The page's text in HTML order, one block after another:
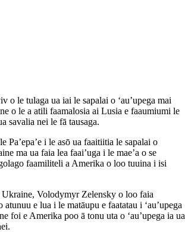
o le tulaga ua iai le sapalai o ‘au’upega mai
o le a atili faamalosia ai Lusia e faaumiumi le
savalia nei le fā tausaga.
Pa’epa’e i le asō ua faaitiitia le sapalai o
ma ua faia lea faai’uga i le mae’a o se
faamiliteli a Amerika o loo tuuina i isi
Ukraine, Volodymyr Zelensky o loo faia
atunuu e lua i le matāupu e faatatau i ‘au’upega
foi e Amerika poo ā tonu uta o ‘au’upega ia ua